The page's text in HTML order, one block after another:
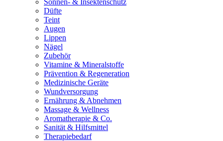
Sonnen- & Insektenschutz
Düfte
Teint
Augen
Lippen
Nägel
Zubehör
Vitamine & Mineralstoffe
Prävention & Regeneration
Medizinische Geräte
Wundversorgung
Ernährung & Abnehmen
Massage & Wellness
Aromatherapie & Co.
Sanität & Hilfsmittel
Therapiebedarf